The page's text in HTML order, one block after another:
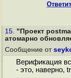
15. "Проект
атомарно
Сообщение от
Верификация
- это, наверно,